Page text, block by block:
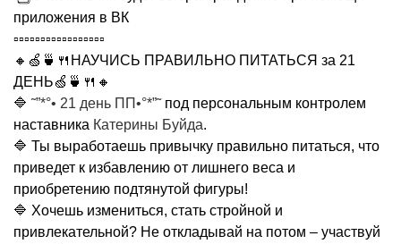
приложения в ВК
▫▫▫▫▫▫▫▫▫▫▫▫▫▫▫▫▫
🔸🍏🍵🍴НАУЧИСЬ ПРАВИЛЬНО ПИТАТЬСЯ за 21
ДЕНЬ🍏🍵🍴🔸
🔷 ˜”*°• 21 день ПП•°*”˜под персональным контролем
наставника Катерины Буйда.
🔷 Ты выработаешь привычку правильно питаться, что
приведет к избавлению от лишнего веса и
приобретению подтянутой фигуры!
🔷 Хочешь измениться, стать стройной и
привлекательной? Не откладывай на потом – участвуй